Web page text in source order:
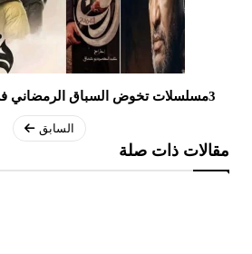
3مسلسلات تخوض السباق الرمضاني في الدراما التونسية ...
السابق
مقالات ذات صلة